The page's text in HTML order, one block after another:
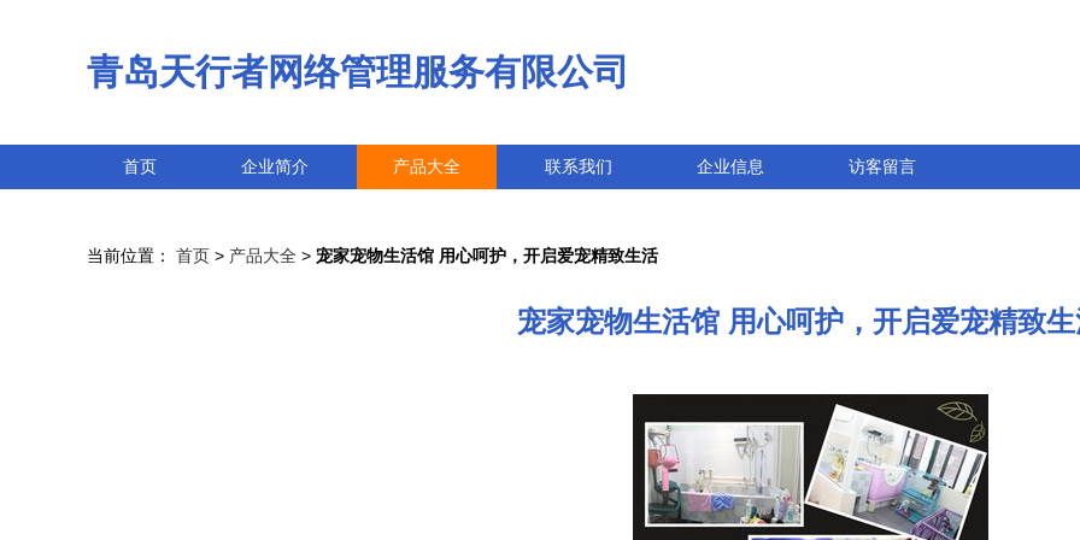
青岛天行者网络管理服务有限公司
首页 企业简介 产品大全 联系我们 企业信息 访客留言
当前位置： 首页 > 产品大全 > 宠家宠物生活馆 用心呵护，开启爱宠精致生活
宠家宠物生活馆 用心呵护，开启爱宠精致